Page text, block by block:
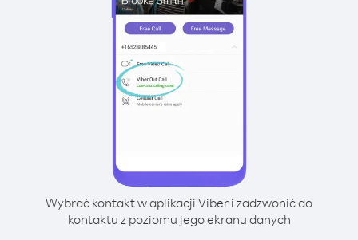
Wybrać kontakt w aplikacji Viber i zadzwonić do
kontaktu z poziomu jego ekranu danych